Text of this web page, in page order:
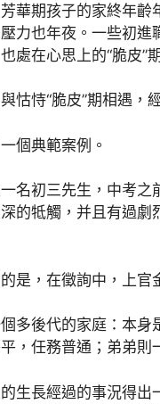
華期孩子的家終年
力也年夜。一些初進
處在心思上的“脆皮”
怙恃“脆皮”期相遇，
個典範案例。
名初三先生，中考
的牴觸，并且有過
是，在徵詢中，上官
多後代的家庭：本
，任務普通；弟弟則
生長經過的事況得